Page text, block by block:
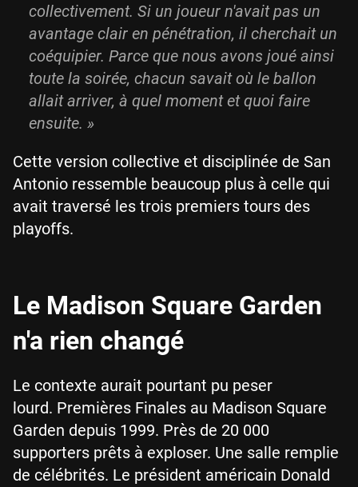
collectivement. Si un joueur n'avait pas un
avantage clair en pénétration, il cherchait un
coéquipier. Parce que nous avons joué ainsi
toute la soirée, chacun savait où le ballon
allait arriver, à quel moment et quoi faire
ensuite. »
Cette version collective et disciplinée de San
Antonio ressemble beaucoup plus à celle qui
avait traversé les trois premiers tours des
playoffs.
Le Madison Square Garden
n'a rien changé
Le contexte aurait pourtant pu peser
lourd. Premières Finales au Madison Square
Garden depuis 1999. Près de 20 000
supporters prêts à exploser. Une salle remplie
de célébrités. Le président américain Donald